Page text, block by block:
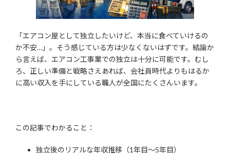
「エアコン屋として独立したいけど、本当に食べていけるの
か不安…」。そう感じている方は少なくないはずです。結論か
ら言えば、エアコン工事業での独立は十分に可能です。むし
ろ、正しい準備と戦略さえあれば、会社員時代よりもはるか
に高い収入を手にしている職人が全国にたくさんいます。
この記事でわかること：
独立後のリアルな年収推移（1年目〜5年目）